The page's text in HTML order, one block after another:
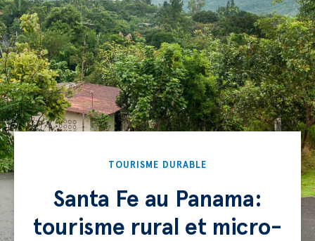
TOURISME DURABLE
Santa Fe au Panama:
tourisme rural et micro-